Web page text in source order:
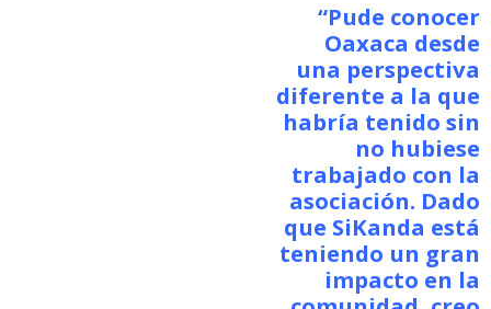
“Pude conocer
Oaxaca desde
una perspectiva
diferente a la que
habría tenido sin
no hubiese
trabajado con la
asociación. Dado
que SiKanda está
teniendo un gran
impacto en la